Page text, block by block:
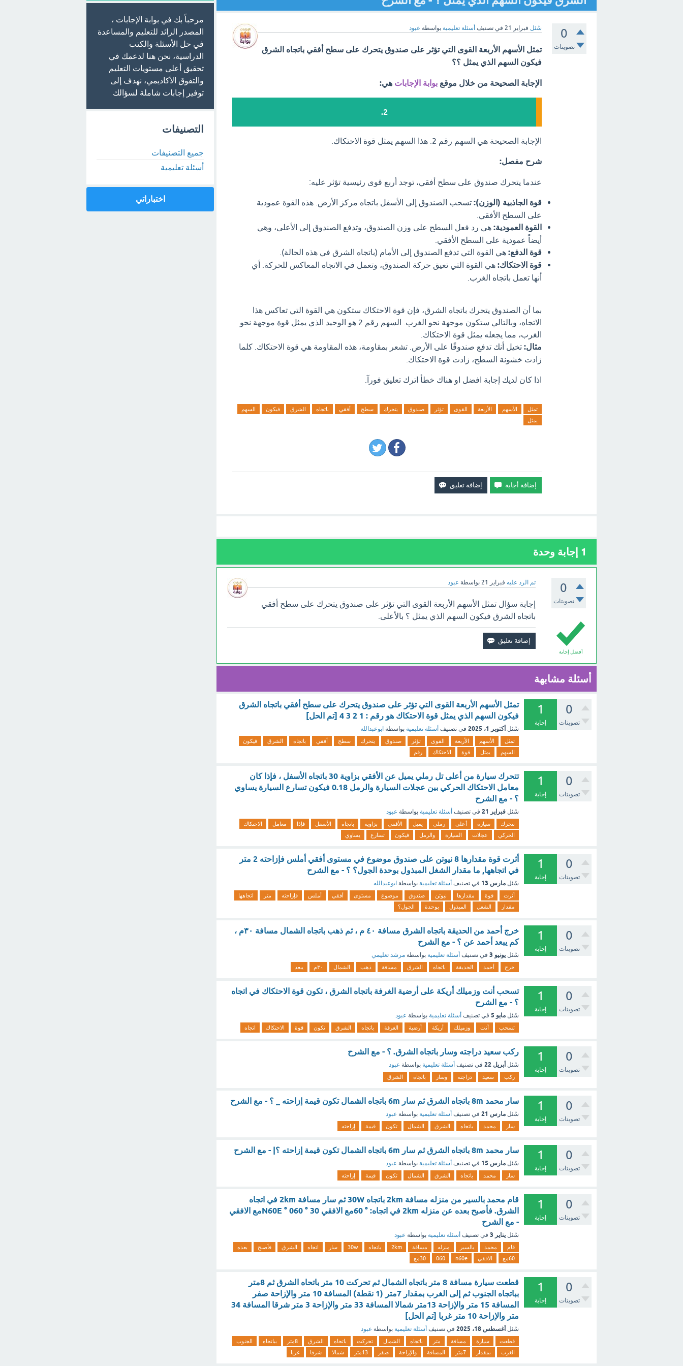
0
تصويتات
سُئل فبراير 21 في تصنيف أسئلة تعليمية بواسطة عبود
تمثل الأسهم الأربعة القوى التي تؤثر على صندوق يتحرك على سطح أفقي باتجاه الشرق
فيكون السهم الذي يمثل ؟؟
الإجابة الصحيحة من خلال موقع بوابة الإجابات هي:
2.
الإجابة الصحيحة هي السهم رقم 2. هذا السهم يمثل قوة الاحتكاك.
شرح مفصل:
عندما يتحرك صندوق على سطح أفقي، توجد أربع قوى رئيسية تؤثر عليه:
قوة الجاذبية (الوزن): تسحب الصندوق إلى الأسفل باتجاه مركز الأرض. هذه القوة عمودية
على السطح الأفقي.
القوة العمودية: هي رد فعل السطح على وزن الصندوق، وتدفع الصندوق إلى الأعلى، وهي
أيضاً عمودية على السطح الأفقي.
قوة الدفع: هي القوة التي تدفع الصندوق إلى الأمام (باتجاه الشرق في هذه الحالة).
قوة الاحتكاك: هي القوة التي تعيق حركة الصندوق، وتعمل في الاتجاه المعاكس للحركة. أي
أنها تعمل باتجاه الغرب.
بما أن الصندوق يتحرك باتجاه الشرق، فإن قوة الاحتكاك ستكون هي القوة التي تعاكس هذا
الاتجاه، وبالتالي ستكون موجهة نحو الغرب. السهم رقم 2 هو الوحيد الذي يمثل قوة موجهة نحو
الغرب، مما يجعله يمثل قوة الاحتكاك.
مثال: تخيل أنك تدفع صندوقًا على الأرض. تشعر بمقاومة، هذه المقاومة هي قوة الاحتكاك. كلما
زادت خشونة السطح، زادت قوة الاحتكاك.
اذا كان لديك إجابة افضل او هناك خطأ اترك تعليق فورآ.
تمثل الأسهم الأربعة القوى تؤثر صندوق يتحرك سطح أفقي باتجاه الشرق فيكون
السهم
يمثل
1 إجابة وحدة
0
تصويتات
تم الرد عليه فبراير 21 بواسطة عبود
أفضل إجابة
إجابة سؤال تمثل الأسهم الأربعة القوى التي تؤثر على صندوق يتحرك على سطح أفقي
باتجاه الشرق فيكون السهم الذي يمثل ؟ بالأعلى.
أسئلة مشابهة
0
تصويتات
1
إجابة
تمثل الأسهم الأربعة القوى التي تؤثر على صندوق يتحرك على سطح أفقي باتجاه الشرق
فيكون السهم الذي يمثل قوة الاحتكاك هو رقم : 1 2 3 4 [تم الحل]
سُئل أكتوبر 1، 2025 في تصنيف أسئلة تعليمية بواسطة ابوعبدالله
تمثل الأسهم الأربعة القوى تؤثر صندوق يتحرك سطح أفقي باتجاه الشرق
فيكون
السهم
يمثل قوة الاحتكاك رقم
0
تصويتات
1
إجابة
تتحرك سيارة من أعلى تل رملي يميل عن الأفقي بزاوية 30 باتجاه الأسفل ، فإذا كان
معامل الاحتكاك الحركي بين عجلات السيارة والرمل 0.18 فيكون تسارع السيارة يساوي
؟ - مع الشرح
سُئل فبراير 21 في تصنيف أسئلة تعليمية بواسطة عبود
تتحرك سيارة أعلى رملي يميل الأفقي بزاوية باتجاه الأسفل فإذا معامل
الاحتكاك
الحركي
عجلات السيارة والرمل فيكون تسارع يساوي
0
تصويتات
1
إجابة
أثرت قوة مقدارها 8 نيوتن على صندوق موضوع في مستوى أفقي أملس فإزاحته 2 متر
في اتجاهها, ما مقدار الشغل المبذول بوحدة الجول؟ ؟ - مع الشرح
سُئل مارس 13 في تصنيف أسئلة تعليمية بواسطة ابوعبدالله
أثرت قوة مقدارها نيوتن صندوق موضوع مستوى أفقي أملس فإزاحته متر
اتجاهها
مقدار
الشغل المبذول بوحدة الجول؟
0
تصويتات
1
إجابة
خرج أحمد من الحديقة باتجاه الشرق مسافة ٤٠ م ، ثم ذهب باتجاه الشمال مسافة ۳۰م ،
كم يبعد أحمد عن ؟ - مع الشرح
سُئل يونيو 3 في تصنيف أسئلة تعليمية بواسطة مرشد تعليمي
خرج أحمد الحديقة باتجاه الشرق مسافة ذهب الشمال ۳۰م يبعد
0
تصويتات
1
إجابة
تسحب أنت وزميلك أريكة على أرضية الغرفة باتجاه الشرق ، تكون قوة الاحتكاك في اتجاه
؟ - مع الشرح
سُئل مايو 5 في تصنيف أسئلة تعليمية بواسطة عبود
تسحب أنت وزميلك أريكة أرضية الغرفة باتجاه الشرق تكون قوة الاحتكاك اتجاه
0
تصويتات
1
إجابة
ركب سعيد دراجته وسار باتجاه الشرق. ؟ - مع الشرح
سُئل أبريل 22 في تصنيف أسئلة تعليمية بواسطة عبود
ركب سعيد دراجته وسار باتجاه الشرق
0
تصويتات
1
إجابة
سار محمد 8m باتجاه الشرق ثم سار 6m باتجاه الشمال تكون قيمة إزاحته _ ؟ - مع الشرح
سُئل مارس 21 في تصنيف أسئلة تعليمية بواسطة عبود
سار محمد باتجاه الشرق الشمال تكون قيمة إزاحته
0
تصويتات
1
إجابة
سار محمد 8m باتجاه الشرق ثم سار 6m باتجاه الشمال تكون قيمة إزاحته ؟| - مع الشرح
سُئل مارس 15 في تصنيف أسئلة تعليمية بواسطة عبود
سار محمد باتجاه الشرق الشمال تكون قيمة إزاحته
0
تصويتات
1
إجابة
قام محمد بالسير من منزله مسافة 2km باتجاه 30W ثم سار مسافة 2km في اتجاه
الشرق. فأصبح بعده عن منزله 2km في اتجاه: ° 60مع الافقي N60E ° 060 ° 30مع الافقي
- مع الشرح
سُئل يناير 3 في تصنيف أسئلة تعليمية بواسطة عبود
قام محمد بالسير منزله مسافة 2km باتجاه 30w سار اتجاه الشرق فأصبح
بعده
60مع
الافقي n60e
060 30مع
0
تصويتات
1
إجابة
قطعت سيارة مسافة 8 متر باتجاه الشمال ثم تحركت 10 متر باتحاه الشرق ثم 8متر
بباتجاه الجنوب ثم إلى الغرب بمقدار 7متر (1 نقطة) المسافة 10 متر والإزاحة صفر
المسافة 15 متر والإزاحة 13متر شمالا المسافة 33 متر والإزاحة 3 متر شرقا المسافة 34
متر والإزاحة 10 متر غربا [تم الحل]
سُئل أغسطس 18، 2025 في تصنيف أسئلة تعليمية بواسطة عبود
قطعت سيارة مسافة متر باتجاه الشمال تحركت باتحاه الشرق 8متر بباتجاه
الجنوب
الغرب
بمقدار 7متر المسافة والإزاحة صفر 13متر شمالا شرقا غربا
مرحباً بك في بوابة الإجابات ،
المصدر الرائد للتعليم والمساعدة
في حل الأسئلة والكتب
الدراسية، نحن هنا لدعمك في
تحقيق أعلى مستويات التعليم
والتفوق الأكاديمي، نهدف إلى
توفير إجابات شاملة لسؤالك
التصنيفات
جميع التصنيفات
أسئلة تعليمية
اختباراتي